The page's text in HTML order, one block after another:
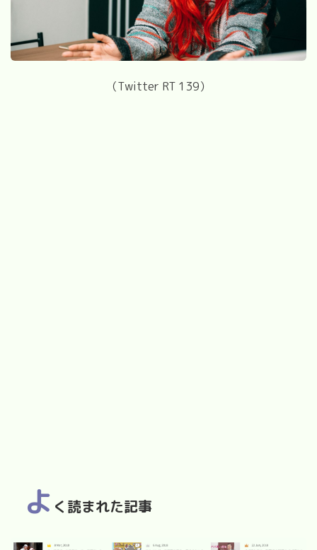
（Twitter RT 139）
よ く読まれた記事